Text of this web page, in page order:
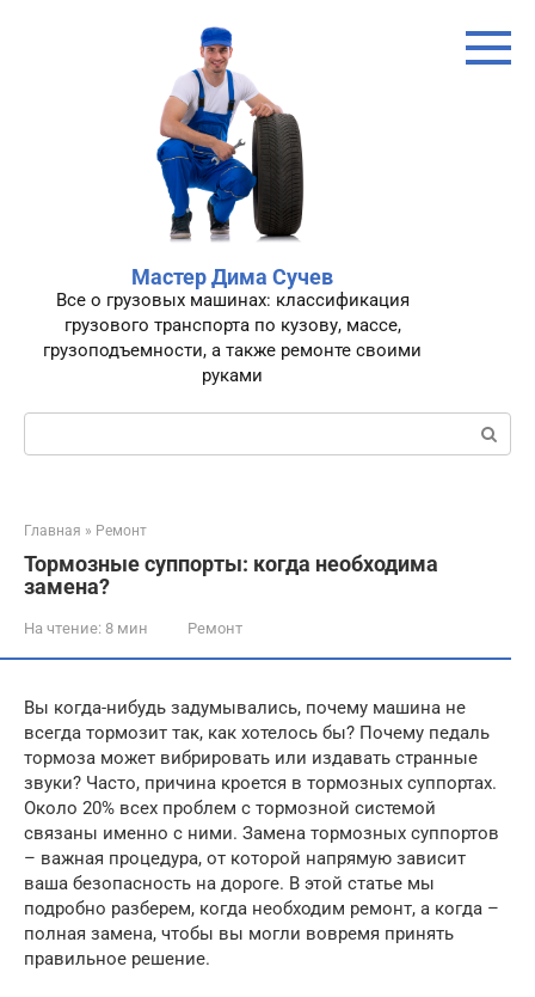
Мастер Дима Сучев
Все о грузовых машинах: классификация
грузового транспорта по кузову, массе,
грузоподъемности, а также ремонте своими
руками
Поиск:
Главная » Ремонт
Тормозные суппорты: когда необходима
замена?
На чтение: 8 мин Ремонт
Вы когда-нибудь задумывались, почему машина не
всегда тормозит так, как хотелось бы? Почему педаль
тормоза может вибрировать или издавать странные
звуки? Часто, причина кроется в тормозных суппортах.
Около 20% всех проблем с тормозной системой
связаны именно с ними. Замена тормозных суппортов
– важная процедура, от которой напрямую зависит
ваша безопасность на дороге. В этой статье мы
подробно разберем, когда необходим ремонт, а когда –
полная замена, чтобы вы могли вовремя принять
правильное решение.